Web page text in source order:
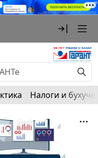
Налоги и